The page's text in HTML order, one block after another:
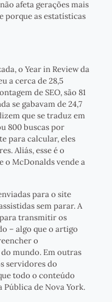
afeta gerações mais
porque as estatísticas
o Year in Review da
a cerca de 28,5
de SEO, são 81
se gabavam de 24,7
que se traduz em
800 buscas por
para calcular, eles
Aliás, esse é o
o McDonalds vende a
para o site
sem parar. A
transmitir os
– algo que o artigo
o
mundo. Em outras
servidores do
todo o conteúdo
de Nova York.